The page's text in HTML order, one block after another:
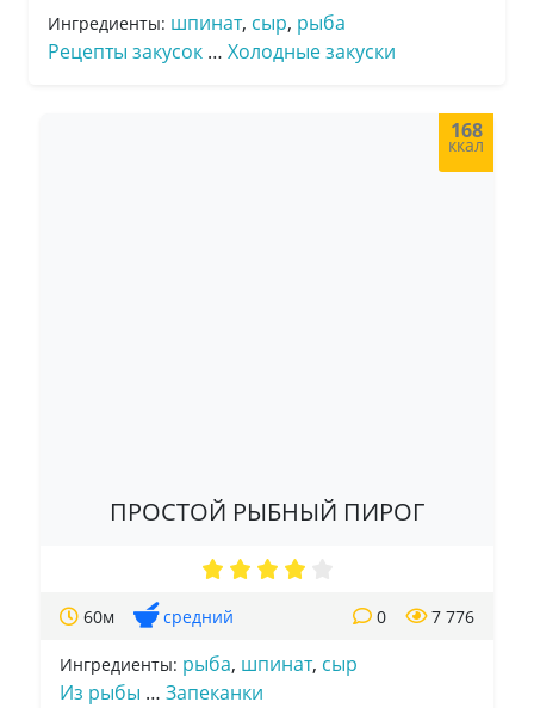
Ингредиенты: шпинат, сыр, рыба
Рецепты закусок … Холодные закуски
168
ккал
ПРОСТОЙ РЫБНЫЙ ПИРОГ
60м средний 7 776
0
Ингредиенты: рыба, шпинат, сыр
Из рыбы … Запеканки